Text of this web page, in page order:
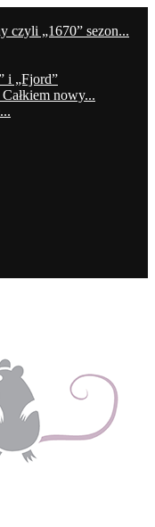
czyli „1670” sezon...
i „Fjord”
nowy...